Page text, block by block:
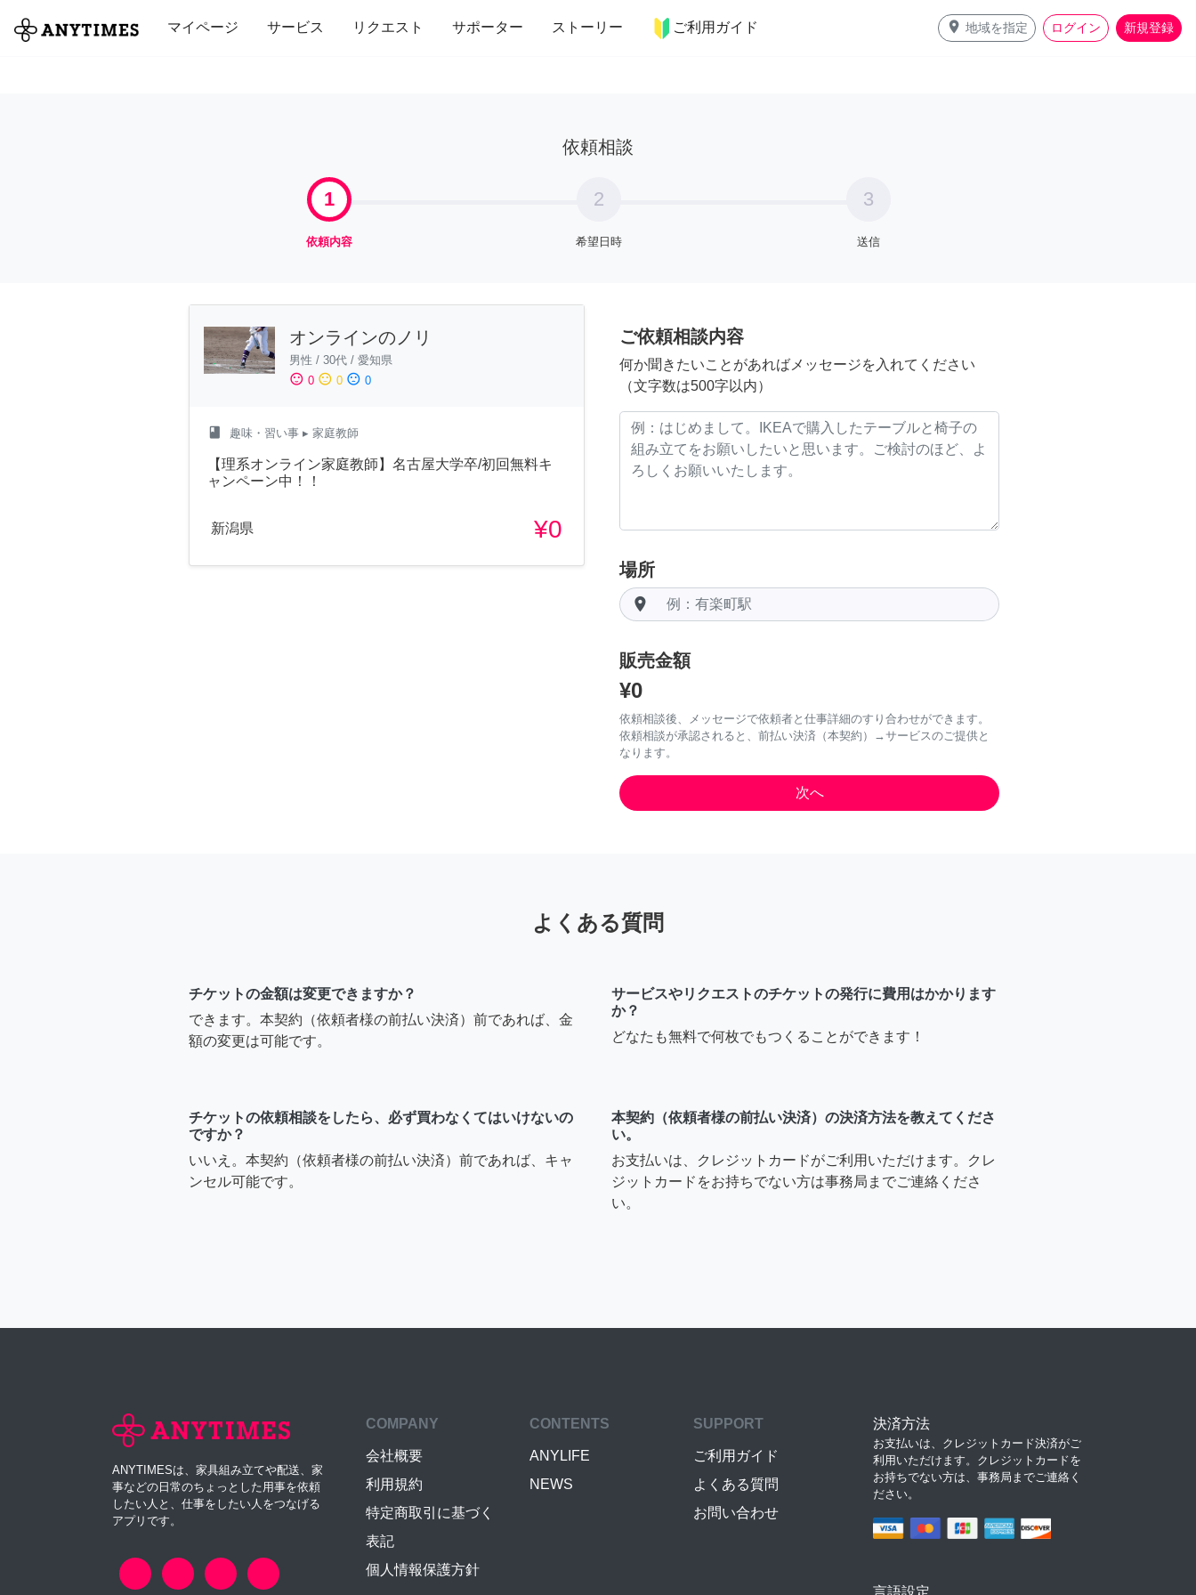
マイページ サービス リクエスト サポーター ストーリー ご利用ガイド place 地域を指定 ログイン 新規登録
全て 修理・組立 家事 引っ越し インテリア 趣味・習い事 ペット 料理
依頼相談
1
依頼内容
2
希望日時
3
送信
オンラインのノリ
男性 / 30代 / 愛知県
sentiment_satisfied 0 sentiment_neutral 0 sentiment_dissatisfied 0
class 趣味・習い事 ▸ 家庭教師
【理系オンライン家庭教師】名古屋大学卒/初回無料キ
ャンペーン中！！
新潟県 ¥0
ご依頼相談内容
何か聞きたいことがあればメッセージを入れてください
（文字数は500字以内）
場所
room
販売金額
¥0
依頼相談後、メッセージで依頼者と仕事詳細のすり合わせができます。
依頼相談が承認されると、前払い決済（本契約）→サービスのご提供と
なります。
よくある質問
チケットの金額は変更できますか？
できます。本契約（依頼者様の前払い決済）前であれば、金
額の変更は可能です。
サービスやリクエストのチケットの発行に費用はかかります
か？
どなたも無料で何枚でもつくることができます！
チケットの依頼相談をしたら、必ず買わなくてはいけないの
ですか？
いいえ。本契約（依頼者様の前払い決済）前であれば、キャ
ンセル可能です。
本契約（依頼者様の前払い決済）の決済方法を教えてくださ
い。
お支払いは、クレジットカードがご利用いただけます。クレ
ジットカードをお持ちでない方は事務局までご連絡くださ
い。
ANYTIMESは、家具組み立てや配送、家
事などの日常のちょっとした用事を依頼
したい人と、仕事をしたい人をつなげる
アプリです。
COMPANY
会社概要
利用規約
特定商取引に基づく
表記
個人情報保護方針
CONTENTS
ANYLIFE
NEWS
SUPPORT
ご利用ガイド
よくある質問
お問い合わせ
決済方法
お支払いは、クレジットカード決済がご
利用いただけます。クレジットカードを
お持ちでない方は、事務局までご連絡く
ださい。
言語設定